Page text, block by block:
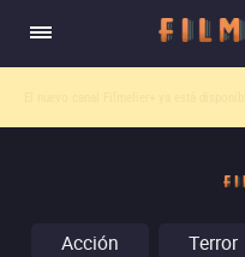
Acción Terror